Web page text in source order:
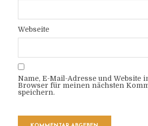
Webseite
Name, E-Mail-Adresse und Website
Browser für meinen nächsten
speichern.